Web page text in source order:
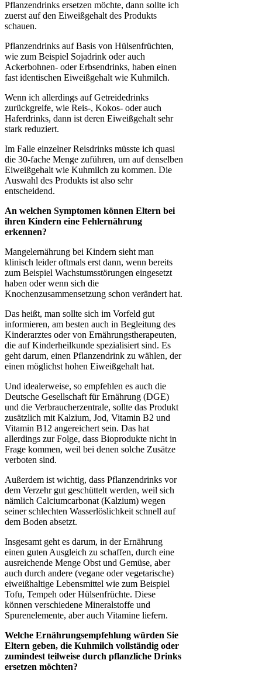
Pflanzendrinks ersetzen möchte, dann sollte ich
zuerst auf den Eiweißgehalt des Produkts
schauen.
Pflanzendrinks auf Basis von Hülsenfrüchten,
wie zum Beispiel Sojadrink oder auch
Ackerbohnen- oder Erbsendrinks, haben einen
fast identischen Eiweißgehalt wie Kuhmilch.
Wenn ich allerdings auf Getreidedrinks
zurückgreife, wie Reis-, Kokos- oder auch
Haferdrinks, dann ist deren Eiweißgehalt sehr
stark reduziert.
Im Falle einzelner Reisdrinks müsste ich quasi
die 30-fache Menge zuführen, um auf denselben
Eiweißgehalt wie Kuhmilch zu kommen. Die
Auswahl des Produkts ist also sehr
entscheidend.
An welchen Symptomen können Eltern bei
ihren Kindern eine Fehlernährung
erkennen?
Mangelernährung bei Kindern sieht man
klinisch leider oftmals erst dann, wenn bereits
zum Beispiel Wachstumsstörungen eingesetzt
haben oder wenn sich die
Knochenzusammensetzung schon verändert hat.
Das heißt, man sollte sich im Vorfeld gut
informieren, am besten auch in Begleitung des
Kinderarztes oder von Ernährungstherapeuten,
die auf Kinderheilkunde spezialisiert sind. Es
geht darum, einen Pflanzendrink zu wählen, der
einen möglichst hohen Eiweißgehalt hat.
Und idealerweise, so empfehlen es auch die
Deutsche Gesellschaft für Ernährung (DGE)
und die Verbraucherzentrale, sollte das Produkt
zusätzlich mit Kalzium, Jod, Vitamin B2 und
Vitamin B12 angereichert sein. Das hat
allerdings zur Folge, dass Bioprodukte nicht in
Frage kommen, weil bei denen solche Zusätze
verboten sind.
Außerdem ist wichtig, dass Pflanzendrinks vor
dem Verzehr gut geschüttelt werden, weil sich
nämlich Calciumcarbonat (Kalzium) wegen
seiner schlechten Wasserlöslichkeit schnell auf
dem Boden absetzt.
Insgesamt geht es darum, in der Ernährung
einen guten Ausgleich zu schaffen, durch eine
ausreichende Menge Obst und Gemüse, aber
auch durch andere (vegane oder vegetarische)
eiweißhaltige Lebensmittel wie zum Beispiel
Tofu, Tempeh oder Hülsenfrüchte. Diese
können verschiedene Mineralstoffe und
Spurenelemente, aber auch Vitamine liefern.
Welche Ernährungsempfehlung würden Sie
Eltern geben, die Kuhmilch vollständig oder
zumindest teilweise durch pflanzliche Drinks
ersetzen möchten?